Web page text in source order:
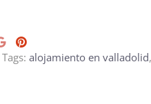
Tags: alojamiento en valladolid,